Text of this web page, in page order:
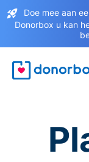
Doe mee aan
Donorbox u kan